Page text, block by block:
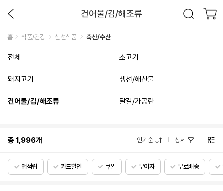
건어물/김/해조류
홈 식품/건강 신선식품 축산/수산
전체 소고기
돼지고기 생선/해산물
건어물/김/해조류 달걀/가공란
총1,996개 인기순 상세
앱적립 카드할인 쿠폰 무이자 무료배송